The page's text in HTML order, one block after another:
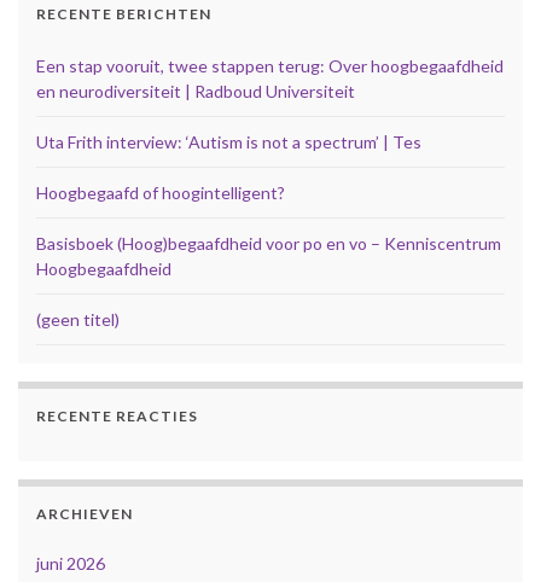
RECENTE BERICHTEN
Een stap vooruit, twee stappen terug: Over hoogbegaafdheid
en neurodiversiteit | Radboud Universiteit
Uta Frith interview: ‘Autism is not a spectrum’ | Tes
Hoogbegaafd of hoogintelligent?
Basisboek (Hoog)begaafdheid voor po en vo – Kenniscentrum
Hoogbegaafdheid
(geen titel)
RECENTE REACTIES
ARCHIEVEN
juni 2026